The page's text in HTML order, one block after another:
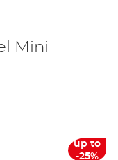
Mini
up to
-25%